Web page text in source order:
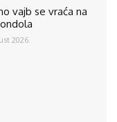
vajb se vraća na
2026.